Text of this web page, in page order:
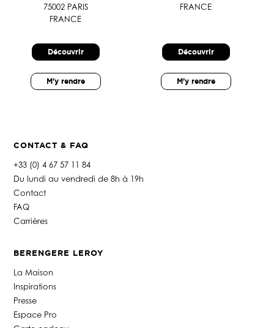
75002 PARIS
FRANCE
Découvrir
M'y rendre
FRANCE
Découvrir
M'y rendre
CONTACT & FAQ
+33 (0) 4 67 57 11 84
Du lundi au vendredi de 8h à 19h
Contact
FAQ
Carrières
BERENGERE LEROY
La Maison
Inspirations
Presse
Espace Pro